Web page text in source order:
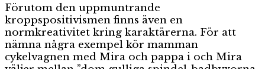
Förutom den uppmuntrande
kroppspositivismen finns även en
normkreativitet kring karaktärerna. För att
nämna några exempel kör mamman
cykelvagnen med Mira och pappa i och Mira